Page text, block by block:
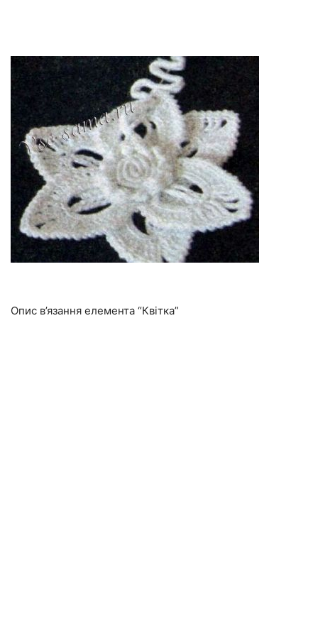
Опис в’язання елемента “Квітка”